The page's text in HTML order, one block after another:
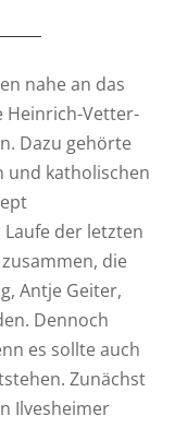
nahe an das
Heinrich-Vetter-
Dazu gehörte
und katholischen
der letzten
die
Antje Geiter,
Dennoch
es sollte auch
Zunächst
Ilvesheimer